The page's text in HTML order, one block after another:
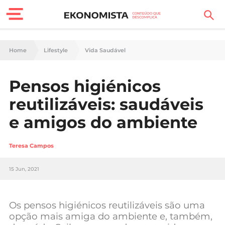
Finanças Pessoais
Carreira
Casa
Lifestyle
Sociedade
Negócios
Home Lifestyle Vida Saudável
Pensos higiénicos
reutilizáveis: saudáveis
e amigos do ambiente
Teresa Campos
15 Jun, 2021
Os pensos higiénicos reutilizáveis são uma
opção mais amiga do ambiente e, também,